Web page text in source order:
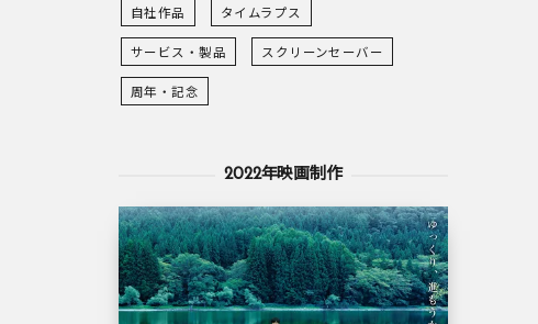
自社作品 タイムラプス
サービス・製品 スクリーンセーバー
周年・記念
2022年映画制作